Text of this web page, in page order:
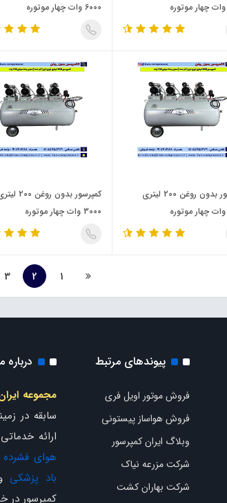
6000 وات چهار موتوره
کمپرسور بدون روغن 200 لیتری
کمپرسور بدون روغن
3000 وات چهار موتوره
1
2
3
پیوندهای مرتبط
فروش موتور اویل فری
فروش هواساز پیستونی
وبلاگ ایران کمپرسور
شرکت مزرعه نیاک
شرکت بهاران کشت
درباره
مجموعه
سابقه در
ارائه
هوای فشرده
باد پزشکی
کمپرسور در